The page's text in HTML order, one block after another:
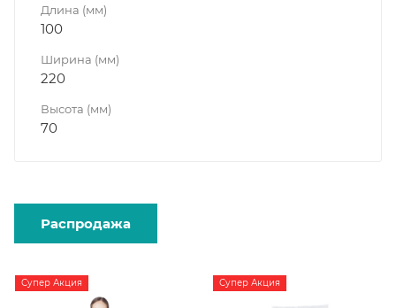
Длина (мм)
100
Ширина (мм)
220
Высота (мм)
70
Распродажа
Супер Акция Супер Акция